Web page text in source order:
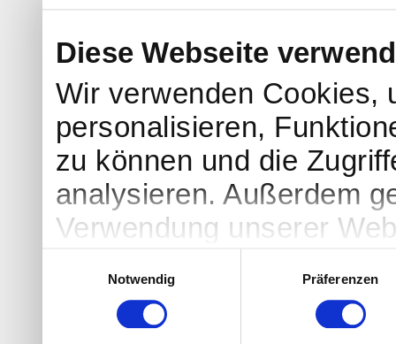
Diese Webseite
Wir verwenden Cookies,
personalisieren,
zu können und die
analysieren. Außerdem
Verwendung unserer
Partner führen diese
weiteren Daten
Notwendig
Präferenzen